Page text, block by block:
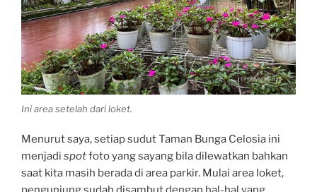
Ini area setelah dari loket.
Menurut saya, setiap sudut Taman Bunga Celosia ini
menjadi spotfoto yang sayang bila dilewatkan bahkan
saat kita masih berada di area parkir. Mulai area loket,